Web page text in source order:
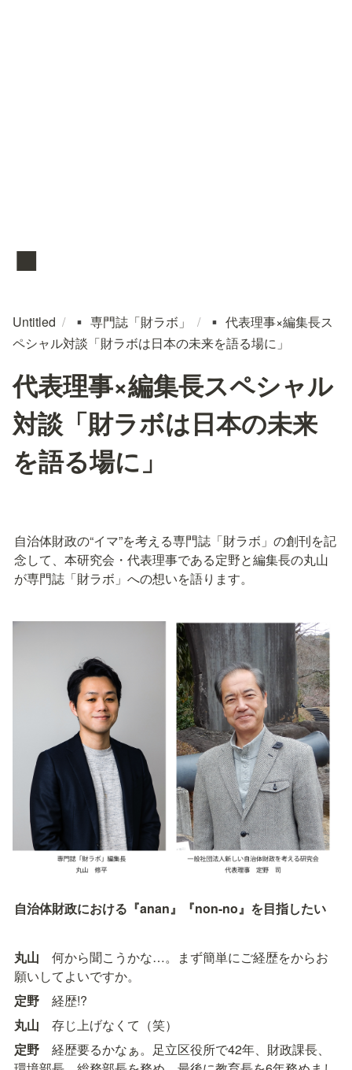
▪️
Untitled / ▪️ 専門誌「財ラボ」 / ▪️ 代表理事×編集長ス
ペシャル対談「財ラボは日本の未来を語る場に」
代表理事×編集長スペシャル
対談「財ラボは日本の未来
を語る場に」
自治体財政の“イマ”を考える専門誌「財ラボ」の創刊を記
念して、本研究会・代表理事である定野と編集長の丸山
が専門誌「財ラボ」への想いを語ります。
自治体財政における『anan』『non-no』を目指したい
丸山 何から聞こうかな…。まず簡単にご経歴をからお
願いしてよいですか。
定野 経歴!?
丸山 存じ上げなくて（笑）
定野 経歴要るかなぁ。足立区役所で42年、財政課長、